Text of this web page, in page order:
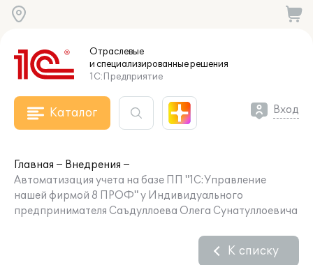
Отраслевые
и специализированныерешения
1С:Предприятие
Каталог Вход
Главная
Внедрения
Автоматизация учета на базе ПП "1С:Управление
нашей фирмой 8 ПРОФ" у Индивидуального
предпринимателя Саъдуллоева Олега Сунатуллоевича
К списку